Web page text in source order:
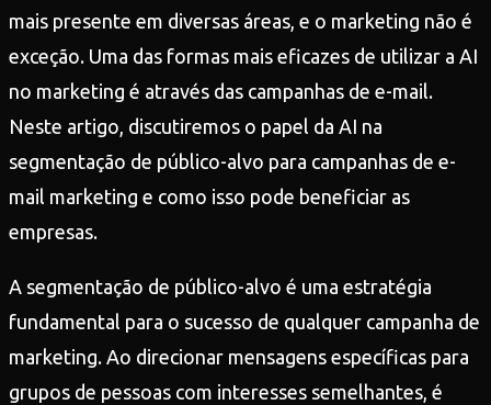
mais presente em diversas áreas, e o marketing não é
exceção. Uma das formas mais eficazes de utilizar a AI
no marketing é através das campanhas de e-mail.
Neste artigo, discutiremos o papel da AI na
segmentação de público-alvo para campanhas de e-
mail marketing e como isso pode beneficiar as
empresas.
A segmentação de público-alvo é uma estratégia
fundamental para o sucesso de qualquer campanha de
marketing. Ao direcionar mensagens específicas para
grupos de pessoas com interesses semelhantes, é